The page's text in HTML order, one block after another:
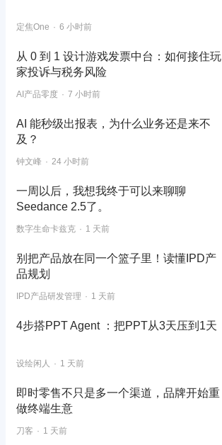
定焦One 6 小时前
从 0 到 1 设计游戏发票中台：如何接住玩
家投诉与税务风险
AI产品零度 7 小时前
AI 能秒级出报表，为什么业务还是来不
及？
钟文峰 24 小时前
一周以后，我想我终于可以来聊聊
Seedance 2.5了。
数字生命卡兹克 1 天前
别把产品放在同一个篮子里！读懂IPD产
品规划
IPD产品研发管理 1 天前
4步搭PPT Agent ：把PPT从3天压到1天
设绘闲人 1 天前
即时零售不只是多一个渠道，品牌开始重
做终端生意
刀客 1 天前